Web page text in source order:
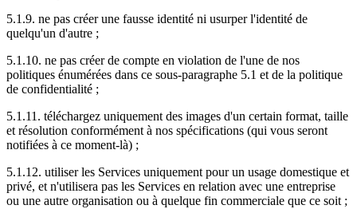
5.1.9. ne pas créer une fausse identité ni usurper l'identité de
quelqu'un d'autre ;
5.1.10. ne pas créer de compte en violation de l'une de nos
politiques énumérées dans ce sous-paragraphe 5.1 et de la politique
de confidentialité ;
5.1.11. téléchargez uniquement des images d'un certain format, taille
et résolution conformément à nos spécifications (qui vous seront
notifiées à ce moment-là) ;
5.1.12. utiliser les Services uniquement pour un usage domestique et
privé, et n'utilisera pas les Services en relation avec une entreprise
ou une autre organisation ou à quelque fin commerciale que ce soit ;